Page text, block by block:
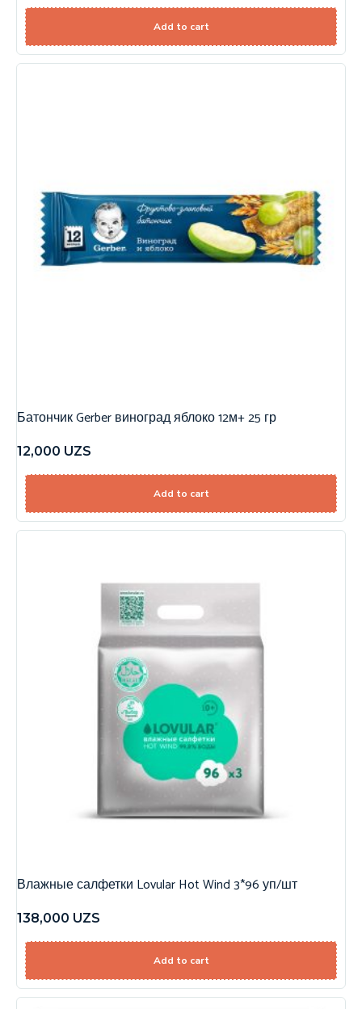
Add to cart
Батончик Gerber виноград яблоко 12м+ 25 гр
12,000 UZS
Add to cart
Влажные салфетки Lovular Hot Wind 3*96 уп/шт
138,000 UZS
Add to cart